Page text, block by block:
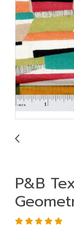
P&B